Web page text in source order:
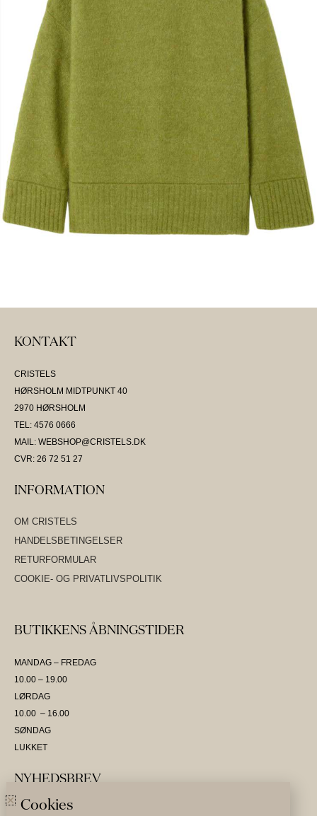
KONTAKT
CRISTELS
HØRSHOLM MIDTPUNKT 40
2970 HØRSHOLM
TEL: 4576 0666
MAIL: WEBSHOP@CRISTELS.DK
CVR: 26 72 51 27
INFORMATION
OM CRISTELS
HANDELSBETINGELSER
RETURFORMULAR
COOKIE- OG PRIVATLIVSPOLITIK
BUTIKKENS ÅBNINGSTIDER
MANDAG – FREDAG
10.00 – 19.00
LØRDAG
10.00 – 16.00
SØNDAG
LUKKET
NYHEDSBREV
Cookies